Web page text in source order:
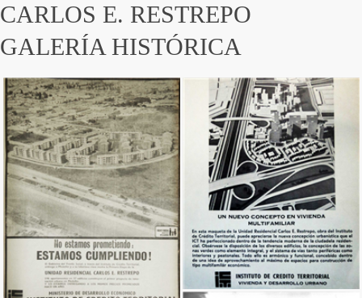
CARLOS E. RESTREPO
GALERÍA HISTÓRICA